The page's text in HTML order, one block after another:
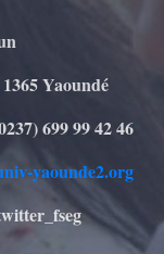
Yaoundé
699 99 42 46
yaounde2.org